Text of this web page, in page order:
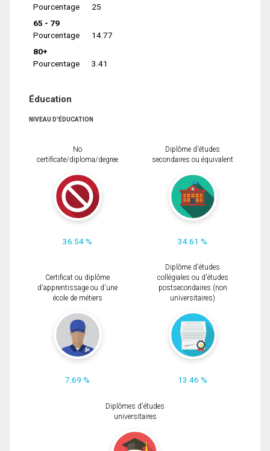
Pourcentage
25
65 - 79
Pourcentage
14.77
80+
Pourcentage
3.41
Éducation
NIVEAU D'ÉDUCATION
No
certificate/diploma/degree
36.54 %
Diplôme d'études
secondaires ou équivalent
34.61 %
Certificat ou diplôme
d'apprentissage ou d'une
école de métiers
7.69 %
Diplôme d'études
collégiales ou d'études
postsecondaires (non
universitaires)
13.46 %
Diplômes d'études
universitaires